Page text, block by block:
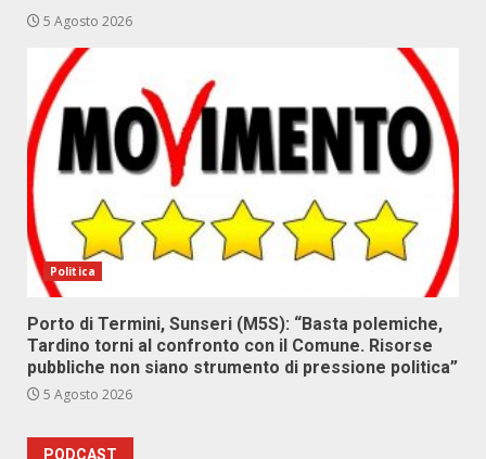
5 Agosto 2026
Politica
Porto di Termini, Sunseri (M5S): “Basta polemiche,
Tardino torni al confronto con il Comune. Risorse
pubbliche non siano strumento di pressione politica”
5 Agosto 2026
PODCAST